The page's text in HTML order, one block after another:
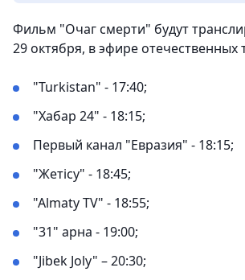
Фильм "Очаг смерти" будут
29 октября, в эфире отечественных
"Turkistan" - 17:40;
"Хабар 24" - 18:15;
Первый канал "Евразия" - 18:15;
"Жетісу" - 18:45;
"Almaty TV" - 18:55;
"31" арна - 19:00;
"Jibek Joly" – 20:30;